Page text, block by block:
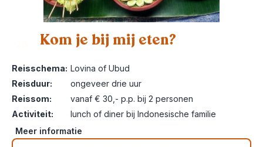
Kom je bij mij eten?
Reisschema: Lovina of Ubud
Reisduur:
ongeveer drie uur
Reissom:
vanaf € 30,- p.p. bij 2 personen
Activiteit:
lunch of diner bij Indonesische familie
Meer informatie